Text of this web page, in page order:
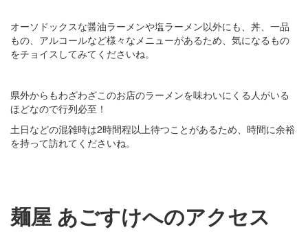
オーソドックスな醤油ラーメンや塩ラーメン以外にも、丼、一品
もの、アルコールなど様々なメニューがあるため、気になるもの
をチョイスしてみてくださいね。
県外からもわざわざこのお店のラーメンを味わいにくる人がいる
ほどなので行列必至！
土日などの混雑時は2時間程以上待つことがあるため、時間に余裕
を持って訪れてくださいね。
麺屋 あごすけへのアクセス